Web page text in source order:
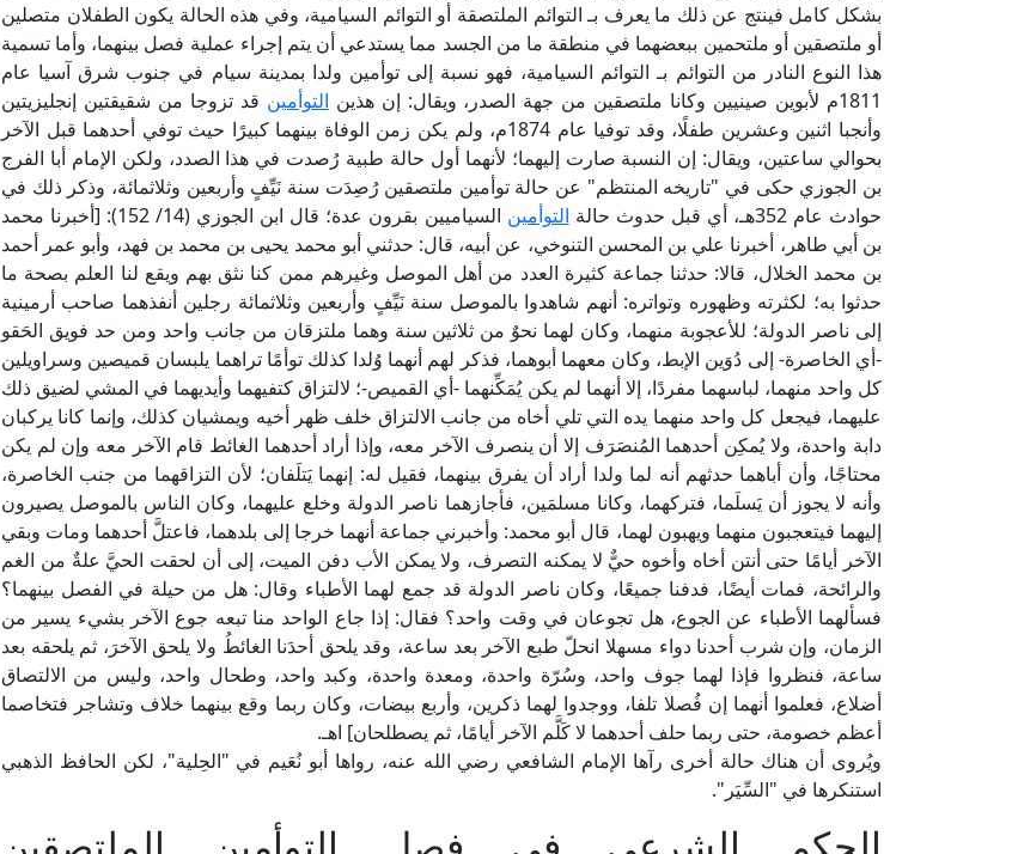
بشكل كامل فينتج عن ذلك ما يعرف بـ التوائم الملتصقة أو التوائم السيامية، وفي هذه الحالة يكون الطفلان متصلين
أو ملتصقين أو ملتحمين ببعضهما في منطقة ما من الجسد مما يستدعي أن يتم إجراء عملية فصل بينهما، وأما تسمية
هذا النوع النادر من التوائم بـ التوائم السيامية، فهو نسبة إلى توأمين ولدا بمدينة سيام في جنوب شرق آسيا عام
1811م لأبوين صينيين وكانا ملتصقين من جهة الصدر، ويقال: إن هذين
التوأمين قد تزوجا من شقيقتين إنجليزيتين
وأنجبا اثنين وعشرين طفلًا، وقد توفيا عام 1874م، ولم يكن زمن الوفاة بينهما كبيرًا حيث توفي أحدهما قبل الآخر
بحوالي ساعتين، ويقال: إن النسبة صارت إليهما؛ لأنهما أول حالة طبية رُصدت في هذا الصدد، ولكن الإمام أبا الفرج
بن الجوزي حكى في "تاريخه المنتظم" عن حالة توأمين ملتصقين رُصِدَت سنة نَيِّفٍ وأربعين وثلاثمائة، وذكر ذلك في
حوادث عام 352هـ، أي قبل حدوث حالة
التوأمين
السياميين بقرون عدة؛ قال ابن الجوزي (14/ 152): [أخبرنا محمد
بن أبي طاهر، أخبرنا علي بن المحسن التنوخي، عن أبيه، قال: حدثني أبو محمد يحيى بن محمد بن فهد، وأبو عمر أحمد
بن محمد الخلال، قالا: حدثنا جماعة كثيرة العدد من أهل الموصل وغيرهم ممن كنا نثق بهم ويقع لنا العلم بصحة ما
حدثوا به؛ لكثرته وظهوره وتواتره: أنهم شاهدوا بالموصل سنة نَيِّفٍ وأربعين وثلاثمائة رجلين أنفذهما صاحب أرمينية
إلى ناصر الدولة؛ للأعجوبة منهما، وكان لهما نحوٌ من ثلاثين سنة وهما ملتزقان من جانب واحد ومن حد فويق الحَقو
-أي الخاصرة- إلى دُوَين الإبط، وكان معهما أبوهما، فذكر لهم أنهما وُلدا كذلك توأمًا تراهما يلبسان قميصين وسراويلين
كل واحد منهما، لباسهما مفردًا، إلا أنهما لم يكن يُمَكِّنهما -أي القميص-؛ لالتزاق كتفيهما وأيديهما في المشي لضيق ذلك
عليهما، فيجعل كل واحد منهما يده التي تلي أخاه من جانب الالتزاق خلف ظهر أخيه ويمشيان كذلك، وإنما كانا يركبان
دابة واحدة، ولا يُمكِن أحدهما المُنصَرَف إلا أن ينصرف الآخر معه، وإذا أراد أحدهما الغائط قام الآخر معه وإن لم يكن
محتاجًا، وأن أباهما حدثهم أنه لما ولدا أراد أن يفرق بينهما، فقيل له: إنهما يَتلَفان؛ لأن التزاقهما من جنب الخاصرة،
وأنه لا يجوز أن يَسلَما، فتركهما، وكانا مسلمَين، فأجازهما ناصر الدولة وخلع عليهما، وكان الناس بالموصل يصيرون
إليهما فيتعجبون منهما ويهبون لهما، قال أبو محمد: وأخبرني جماعة أنهما خرجا إلى بلدهما، فاعتلَّ أحدهما ومات وبقي
الآخر أيامًا حتى أنتن أخاه وأخوه حيٌّ لا يمكنه التصرف، ولا يمكن الأب دفن الميت، إلى أن لحقت الحيَّ علةٌ من الغم
والرائحة، فمات أيضًا، فدفنا جميعًا، وكان ناصر الدولة قد جمع لهما الأطباء وقال: هل من حيلة في الفصل بينهما؟
فسألهما الأطباء عن الجوع، هل تجوعان في وقت واحد؟ فقال: إذا جاع الواحد منا تبعه جوع الآخر بشيء يسير من
الزمان، وإن شرب أحدنا دواء مسهلا انحلّ طبع الآخر بعد ساعة، وقد يلحق أحدَنا الغائطُ ولا يلحق الآخرَ، ثم يلحقه بعد
ساعة، فنظروا فإذا لهما جوف واحد، وسُرّة واحدة، ومعدة واحدة، وكبد واحد، وطحال واحد، وليس من الالتصاق
أضلاع، فعلموا أنهما إن فُصلا تلفا، ووجدوا لهما ذكرين، وأربع بيضات، وكان ربما وقع بينهما خلاف وتشاجر فتخاصما
أعظم خصومة، حتى ربما حلف أحدهما لا كَلَّم الآخر أيامًا، ثم يصطلحان] اهـ.
ويُروى أن هناك حالة أخرى رآها الإمام الشافعي رضي الله عنه، رواها أبو نُعَيم في "الحِلية"، لكن الحافظ الذهبي
استنكرها في "السِّيَر".